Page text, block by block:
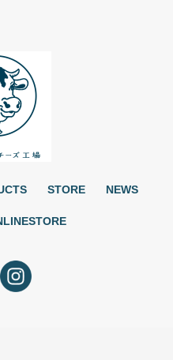
STORE NEWS